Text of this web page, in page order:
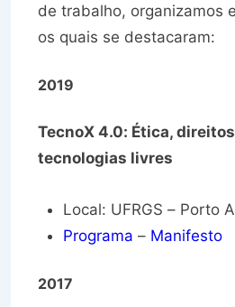
de trabalho, organizamos
os quais se destacaram:
2019
TecnoX 4.0: Ética,
tecnologias livres
Local: UFRGS – Porto
Programa – Manifesto
2017